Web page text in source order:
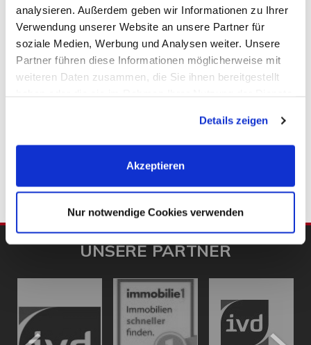
analysieren. Außerdem geben wir Informationen zu Ihrer
Verwendung unserer Website an unsere Partner für
soziale Medien, Werbung und Analysen weiter. Unsere
Partner führen diese Informationen möglicherweise mit
weiteren Daten zusammen, die Sie ihnen bereitgestellt
Cookies, wenn Sie unsere Webseite weiterhin nutzen.
Details zeigen
Akzeptieren
Nur notwendige Cookies verwenden
1.495,- €
Hamburg / Hamm-Mitte - Hamm-Mitte (Stadtteil)
Zentral gelegene Bürofläche in Hamburg-Hamm
UNSERE PARTNER